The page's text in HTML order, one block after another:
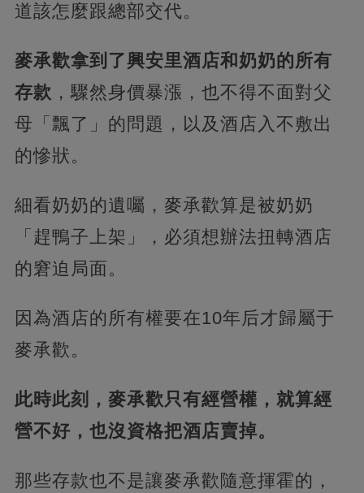
道該怎麼跟總部交代。
麥承歡拿到了興安里酒店和奶奶的所有
存款 ，驟然身價暴漲，也不得不面對父
母「飄了」的問題，以及酒店入不敷出
的慘狀。
細看奶奶的遺囑，麥承歡算是被奶奶
「趕鴨子上架」，必須想辦法扭轉酒店
的窘迫局面。
因為酒店的所有權要在10年后才歸屬于
麥承歡。
此時此刻，麥承歡只有經營權，就算經
營不好，也沒資格把酒店賣掉。
那些存款也不是讓麥承歡隨意揮霍的，